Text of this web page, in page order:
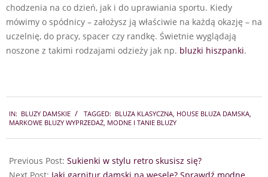
chodzenia na co dzień, jak i do uprawiania sportu. Kiedy
mówimy o spódnicy – założysz ją właściwie na każdą okazję – na
uczelnię, do pracy, spacer czy randkę. Świetnie wyglądają
noszone z takimi rodzajami odzieży jak np. bluzki hiszpanki.
09-
IN: BLUZY DAMSKIE TAGGED: BLUZA KLASYCZNA HOUSE BLUZA DAMSKA
MARKOWE BLUZY WYPRZEDAŻ MODNE I TANIE BLUZY
Previous Post: Sukienki w stylu retro skusisz się?